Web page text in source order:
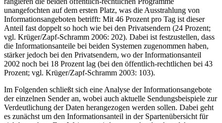
unangefochten auf dem ersten Platz, was die Ausstrahlung von
Informationsangeboten betrifft: Mit 46 Prozent pro Tag ist dieser
Anteil fast doppelt so hoch wie bei den Privatsendern (24 Prozent;
vgl. Krüger/Zapf-Schramm 2006: 202). Dabei ist festzustellen, dass
die Informationsanteile bei beiden Systemen zugenommen haben,
stärker jedoch bei den Privatsendern, wo der Informationsanteil
2002 noch bei 18 Prozent lag (bei den öffentlich-rechtlichen bei 43
Prozent; vgl. Krüger/Zapf-Schramm 2003: 103).
Im Folgenden schließt sich eine Analyse der Informationsangebote
der einzelnen Sender an, wobei auch aktuelle Sendungsbeispiele zur
Verdeutlichung der Daten herangezogen werden sollen. Dabei geht
es zunächst um den Informationsanteil in der Spartenübersicht für